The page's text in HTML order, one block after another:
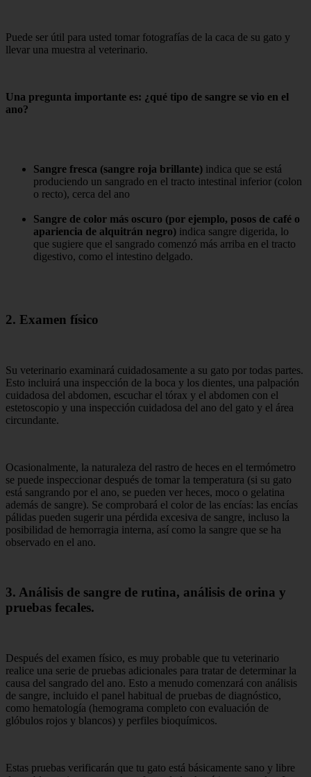
Puede ser útil para usted tomar fotografías de la caca de su gato y
llevar una muestra al veterinario.
Una pregunta importante es: ¿qué tipo de sangre se vio en el
ano?
Sangre fresca (sangre roja brillante) indica que se está
produciendo un sangrado en el tracto intestinal inferior (colon
o recto), cerca del ano
Sangre de color más oscuro (por ejemplo, posos de café o
apariencia de alquitrán negro) indica sangre digerida, lo
que sugiere que el sangrado comenzó más arriba en el tracto
digestivo, como el intestino delgado.
2. Examen físico
Su veterinario examinará cuidadosamente a su gato por todas partes.
Esto incluirá una inspección de la boca y los dientes, una palpación
cuidadosa del abdomen, escuchar el tórax y el abdomen con el
estetoscopio y una inspección cuidadosa del ano del gato y el área
circundante.
Ocasionalmente, la naturaleza del rastro de heces en el termómetro
se puede inspeccionar después de tomar la temperatura (si su gato
está sangrando por el ano, se pueden ver heces, moco o gelatina
además de sangre). Se comprobará el color de las encías: las encías
pálidas pueden sugerir una pérdida excesiva de sangre, incluso la
posibilidad de hemorragia interna, así como la sangre que se ha
observado en el ano.
3. Análisis de sangre de rutina, análisis de orina y
pruebas fecales.
Después del examen físico, es muy probable que tu veterinario
realice una serie de pruebas adicionales para tratar de determinar la
causa del sangrado del ano. Esto a menudo comenzará con análisis
de sangre, incluido el panel habitual de pruebas de diagnóstico,
como hematología (hemograma completo con evaluación de
glóbulos rojos y blancos) y perfiles bioquímicos.
Estas pruebas verificarán que tu gato está básicamente sano y libre